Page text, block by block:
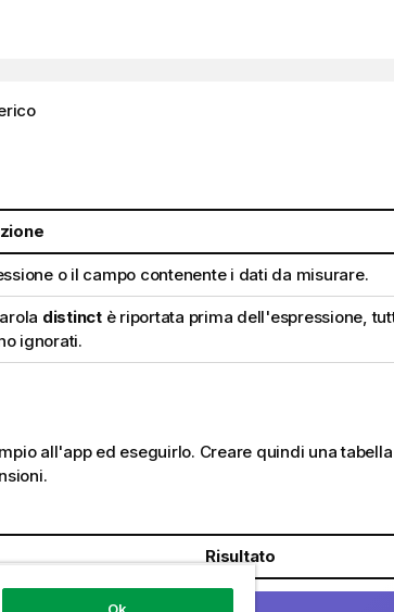
o il campo contenente i dati da misurare.
distinctè riportata prima dell'espressione,
ignorati.
all'app ed eseguirlo. Creare quindi una
Risultato